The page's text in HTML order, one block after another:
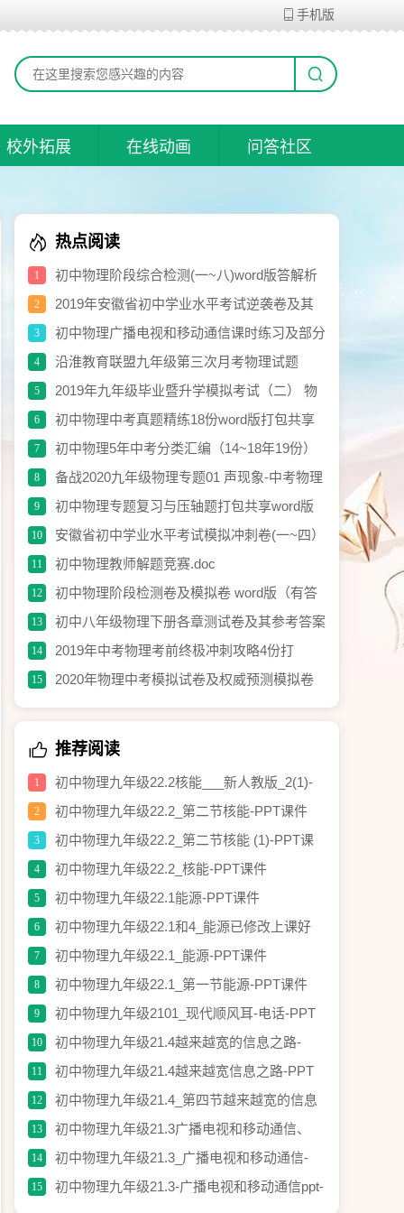
手机版
校外拓展 在线动画 问答社区
热点阅读
1
初中物理阶段综合检测(一~八)word版答解析
打包共享
2
2019年安徽省初中学业水平考试逆袭卷及其
参考答案
3
初中物理广播电视和移动通信课时练习及部分
参考答案
4
沿淮教育联盟九年级第三次月考物理试题
卷.doc
5
2019年九年级毕业暨升学模拟考试（二） 物
理试卷含答案
6 初中物理中考真题精练18份word版打包共享
7
初中物理5年中考分类汇编（14~18年19份）
word解析版打包免费共享
8
备战2020九年级物理专题01 声现象-中考物理
《考点微专题》（原卷版）.doc
9 初中物理专题复习与压轴题打包共享word版
10
安徽省初中学业水平考试模拟冲刺卷(一~四）
word版打包分离
11 初中物理教师解题竞赛.doc
12
初中物理阶段检测卷及模拟卷 word版（有答
案）打包共享.rar
13
初中八年级物理下册各章测试卷及其参考答案
打包共享
14
2019年中考物理考前终极冲刺攻略4份打
包.rar
15
2020年物理中考模拟试卷及权威预测模拟卷
含答案打包分享.docx
推荐阅读
1
初中物理九年级22.2核能___新人教版_2(1)-
PPT课件
2 初中物理九年级22.2_第二节核能-PPT课件
3
初中物理九年级22.2_第二节核能 (1)-PPT课
件
4 初中物理九年级22.2_核能-PPT课件
5 初中物理九年级22.1能源-PPT课件
6
初中物理九年级22.1和4_能源已修改上课好
用-PPT课件
7 初中物理九年级22.1_能源-PPT课件
8 初中物理九年级22.1_第一节能源-PPT课件
9
初中物理九年级2101_现代顺风耳-电话-PPT
课件
10
初中物理九年级21.4越来越宽的信息之路-
PPT课件
11
初中物理九年级21.4越来越宽信息之路-PPT
课件
12
初中物理九年级21.4_第四节越来越宽的信息
之路2-PPT课件
13
初中物理九年级21.3广播电视和移动通信、
10.4越来越宽的信息之路(免费)-PPT课件
14
初中物理九年级21.3_广播电视和移动通信-
PPT课件
15
初中物理九年级21.3-广播电视和移动通信ppt-